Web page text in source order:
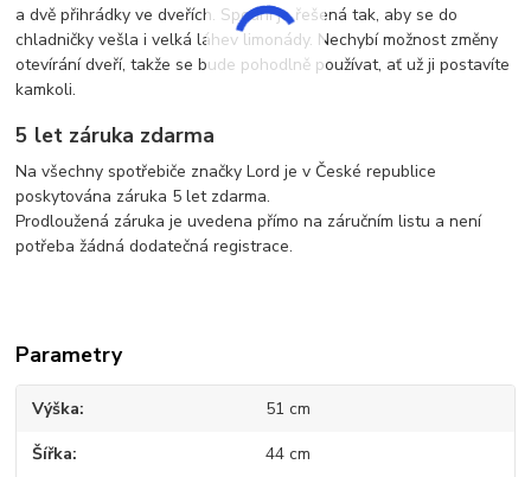
a dvě přihrádky ve dveřích. Spodní je řešená tak, aby se do
chladničky vešla i velká láhev limonády. Nechybí možnost změny
otevírání dveří, takže se bude pohodlně používat, ať už ji postavíte
kamkoli.
5 let záruka zdarma
Na všechny spotřebiče značky Lord je v České republice
poskytována záruka 5 let zdarma.
Prodloužená záruka je uvedena přímo na záručním listu a není
potřeba žádná dodatečná registrace.
Parametry
Výška 51 cm
Šířka 44 cm